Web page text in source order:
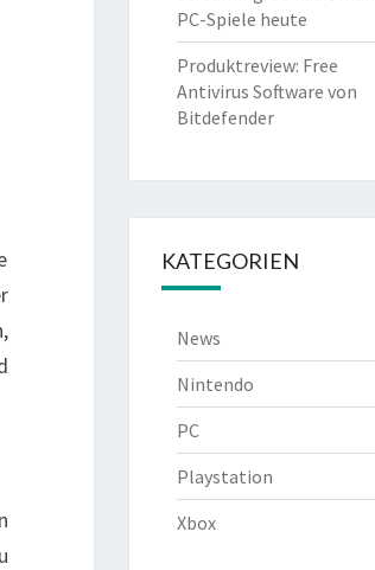
PC-Spiele heute
Produktreview: Free
Antivirus Software von
Bitdefender
KATEGORIEN
News
Nintendo
PC
Playstation
Xbox